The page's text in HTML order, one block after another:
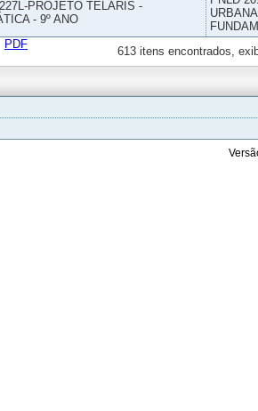
PROJETO TELÁRIS -
- 9º ANO
613 itens encontrados,
PDF